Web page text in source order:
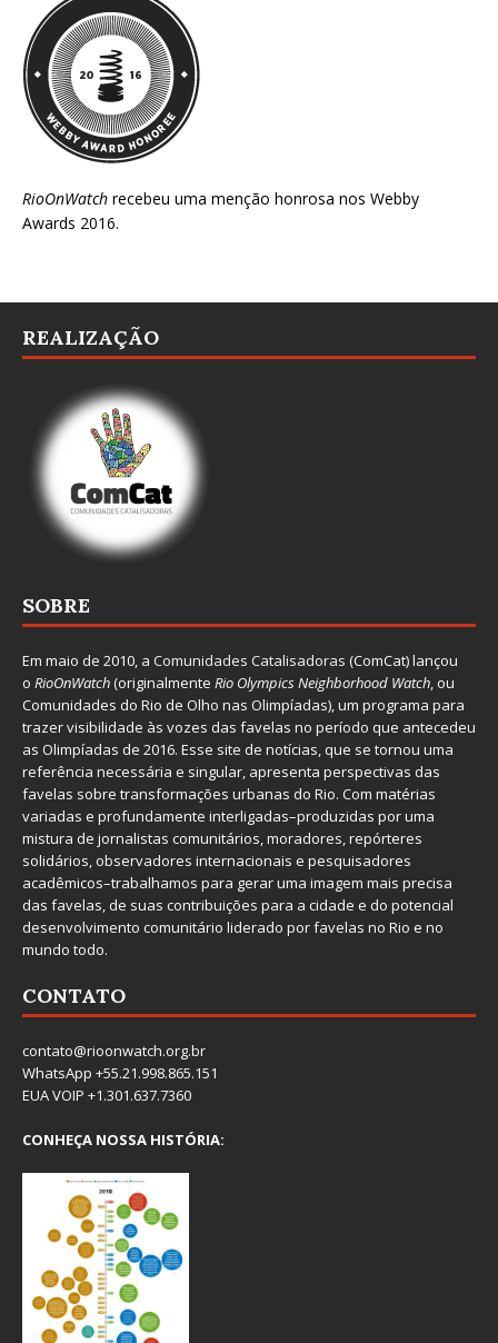
RioOnWatch recebeu uma menção honrosa nos Webby
Awards 2016.
REALIZAÇÃO
SOBRE
Em maio de 2010, a Comunidades Catalisadoras (ComCat) lançou
o RioOnWatch(originalmente Rio Olympics Neighborhood Watch, ou
Comunidades do Rio de Olho nas Olimpíadas), um programa para
trazer visibilidade às vozes das favelas no período que antecedeu
as Olimpíadas de 2016. Esse site de notícias, que se tornou uma
referência necessária e singular, apresenta perspectivas das
favelas sobre transformações urbanas do Rio. Com matérias
variadas e profundamente interligadas–produzidas por uma
mistura de jornalistas comunitários, moradores, repórteres
solidários, observadores internacionais e pesquisadores
acadêmicos–trabalhamos para gerar uma imagem mais precisa
das favelas, de suas contribuições para a cidade e do potencial
desenvolvimento comunitário liderado por favelas no Rio e no
mundo todo.
CONTATO
contato@rioonwatch.org.br
WhatsApp +55.21.998.865.151
EUA VOIP +1.301.637.7360
CONHEÇA NOSSA HISTÓRIA: